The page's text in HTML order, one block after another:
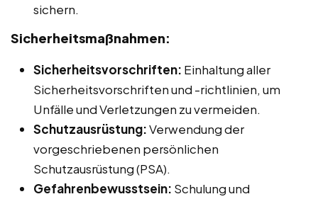
sichern.
Sicherheitsmaßnahmen:
Sicherheitsvorschriften: Einhaltung aller
Sicherheitsvorschriften und -richtlinien, um
Unfälle und Verletzungen zu vermeiden.
Schutzausrüstung:Verwendung der
vorgeschriebenen persönlichen
Schutzausrüstung (PSA).
Gefahrenbewusstsein: Schulung und